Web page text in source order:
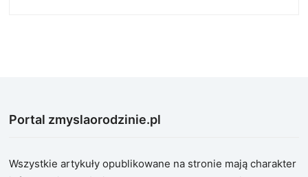
Portal zmyslaorodzinie.pl
Wszystkie artykuły opublikowane na stronie mają charakter